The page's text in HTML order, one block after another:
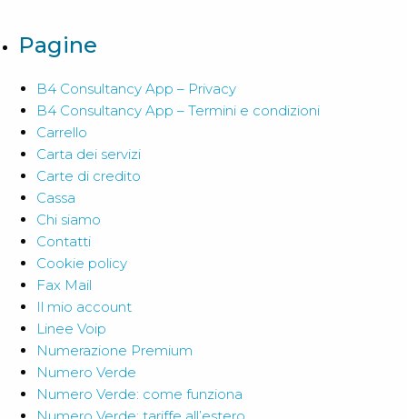
del
Pagine
B4 Consultancy App – Privacy
B4 Consultancy App – Termini e condizioni
Carrello
Carta dei servizi
Carte di credito
Cassa
Chi siamo
Contatti
Cookie policy
Fax Mail
Il mio account
Linee Voip
Numerazione Premium
Numero Verde
Numero Verde: come funziona